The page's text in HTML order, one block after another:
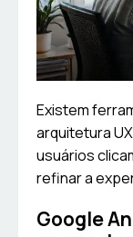
Existem
arquitetura
usuários
refinar a
Google